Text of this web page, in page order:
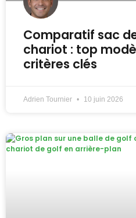
Comparatif sac
chariot : top
critères clés
Adrien Tournier 10 juin 2026